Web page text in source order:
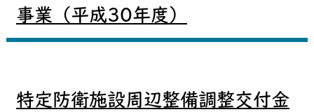
事業（平成30年度）
特定防衛施設周辺整備調整交付金